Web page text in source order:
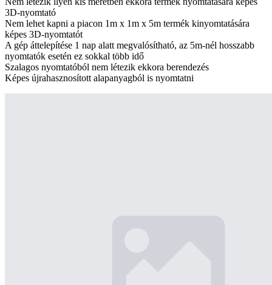
3D-nyomtató
Nem lehet kapni a piacon 1m x 1m x 5m termék kinyomtatására
képes 3D-nyomtatót
A gép áttelepítése 1 nap alatt megvalósítható, az 5m-nél hosszabb
nyomtatók esetén ez sokkal több idő
Szalagos nyomtatóból nem létezik ekkora berendezés
Képes újrahasznosított alapanyagból is nyomtatni